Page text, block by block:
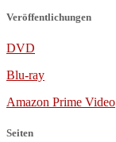
Veröffentlichungen
DVD
Blu-ray
Amazon Prime Video
Seiten